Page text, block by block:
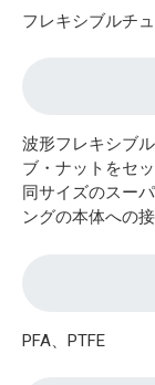
フレキシブルチ
波形フレキシブ
ブ・ナットをセ
同サイズのスー
ングの本体への
PFA、PTFE